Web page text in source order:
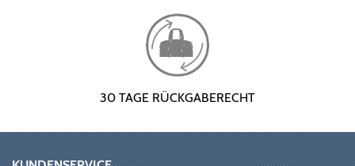
30 TAGE RÜCKGABERECHT